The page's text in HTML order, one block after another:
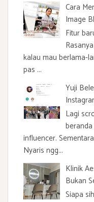
Cara
Image
Fitur
kalau mau berlama-
pas ...
Yuji
Lagi
influencer.
Nyaris ngg...
Klinik
Bukan
Siapa